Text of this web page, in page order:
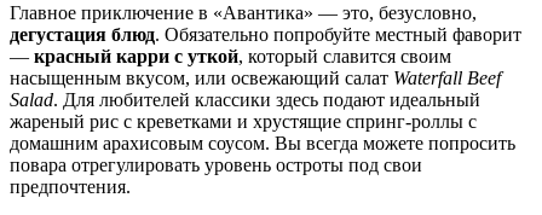
Главное приключение в «Авантика» — это, безусловно,
дегустация блюд. Обязательно попробуйте местный фаворит
— красный карри с уткой, который славится своим
насыщенным вкусом, или освежающий салат Waterfall Beef
Salad. Для любителей классики здесь подают идеальный
жареный рис с креветками и хрустящие спринг-роллы с
домашним арахисовым соусом. Вы всегда можете попросить
повара отрегулировать уровень остроты под свои
предпочтения.